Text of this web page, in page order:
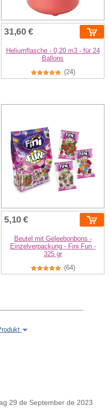
31,60 €
Heliumflasche - 0,20 m3 - für 24
Ballons
(24)
5,10 €
Beutel mit Geleebonbons -
Einzelverpackung - Fini Fun -
325 gr
(64)
de September de 2023